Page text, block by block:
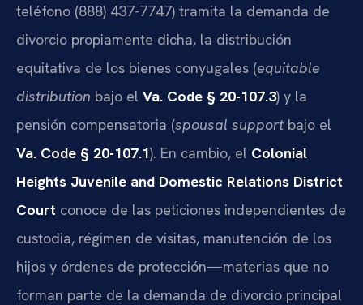
teléfono (888) 437-7747) tramita la demanda de
divorcio propiamente dicha, la distribución
equitativa de los bienes conyugales (equitable
distribution bajo el Va. Code § 20-107.3) y la
pensión compensatoria (spousal supportbajo el
Va. Code § 20-107.1). En cambio, el Colonial
Heights Juvenile and Domestic Relations District
Court conoce de las peticiones independientes de
custodia, régimen de visitas, manutención de los
hijos y órdenes de protección—materias que no
forman parte de la demanda de divorcio principal